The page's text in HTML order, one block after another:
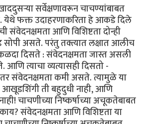
सर्वेक्षणावरून चाचण्यांबाबत
फक्त उदाहरणाकरिता हे आकडे दिले
संवेदनक्षमता आणि विशिष्टता दोन्ही
असते. परंतु तक्त्यात लक्षात आलीच
दिसते : संवेदनक्षमता जास्त असली
आणि त्याचा व्यत्यासही दिसतो -
संवेदनक्षमता कमी असते. त्यामुळे या
आखूडशिंगी ती बहुदुधी नाही, आणि
चाचणीच्या निष्कर्षाच्या अचूकतेबाबत
संवेदनक्षमता आणि विशिष्टता या